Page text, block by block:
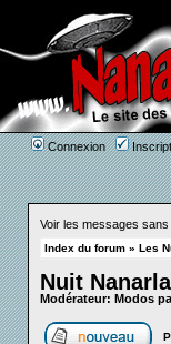
Connexion
Voir les messages
Index du forum » Les
Nuit
Modérateur: Modos